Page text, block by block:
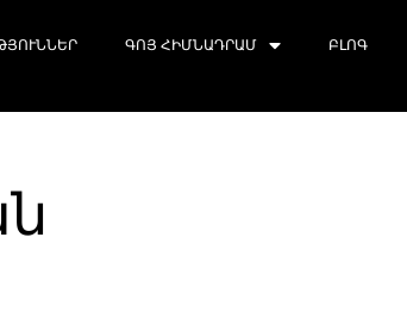
ԳՈՅ ՀԻՄՆԱԴՐԱՄ
ԲԼՈԳ